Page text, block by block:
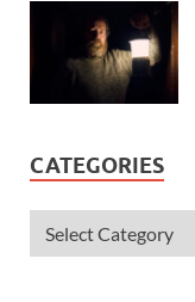
CATEGORIES